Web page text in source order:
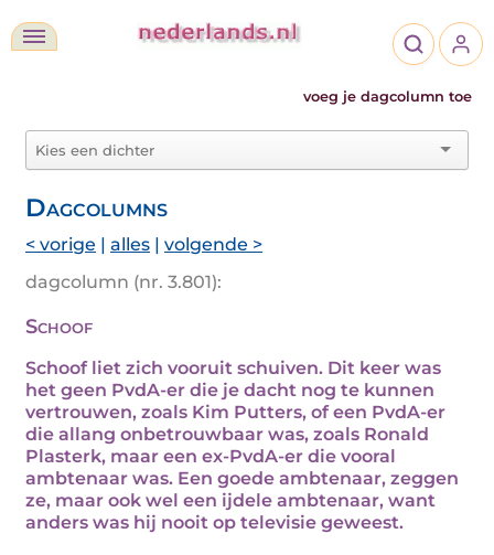
voeg je dagcolumn toe
Dagcolumns
< vorige | alles | volgende >
dagcolumn (nr. 3.801):
Schoof
Schoof liet zich vooruit schuiven. Dit keer was
het geen PvdA-er die je dacht nog te kunnen
vertrouwen, zoals Kim Putters, of een PvdA-er
die allang onbetrouwbaar was, zoals Ronald
Plasterk, maar een ex-PvdA-er die vooral
ambtenaar was. Een goede ambtenaar, zeggen
ze, maar ook wel een ijdele ambtenaar, want
anders was hij nooit op televisie geweest.